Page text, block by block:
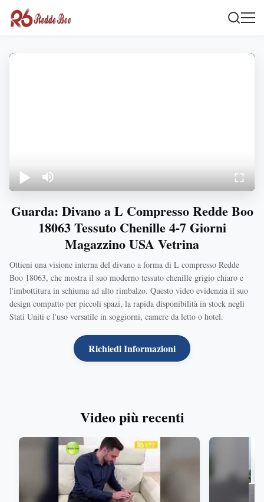
Guarda: Divano a L Compresso Redde Boo
18063 Tessuto Chenille 4-7 Giorni
Magazzino USA Vetrina
Ottieni una visione interna del divano a forma di L compresso Redde
Boo 18063, che mostra il suo moderno tessuto chenille grigio chiaro e
l'imbottitura in schiuma ad alto rimbalzo. Questo video evidenzia il suo
design compatto per piccoli spazi, la rapida disponibilità in stock negli
Stati Uniti e l'uso versatile in soggiorni, camere da letto o hotel.
Richiedi Informazioni
Video più recenti